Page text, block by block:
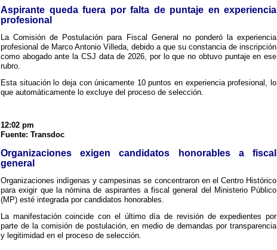
Aspirante queda fuera por falta de puntaje en experiencia
profesional
La Comisión de Postulación para Fiscal General no ponderó la experiencia
profesional de Marco Antonio Villeda, debido a que su constancia de inscripción
como abogado ante la CSJ data de 2026, por lo que no obtuvo puntaje en ese
rubro.
Esta situación lo deja con únicamente 10 puntos en experiencia profesional, lo
que automáticamente lo excluye del proceso de selección.
12:02 pm
Fuente: Transdoc
Organizaciones exigen candidatos honorables a fiscal
general
Organizaciones indígenas y campesinas se concentraron en el Centro Histórico
para exigir que la nómina de aspirantes a fiscal general del Ministerio Público
(MP) esté integrada por candidatos honorables.
La manifestación coincide con el último día de revisión de expedientes por
parte de la comisión de postulación, en medio de demandas por transparencia
y legitimidad en el proceso de selección.